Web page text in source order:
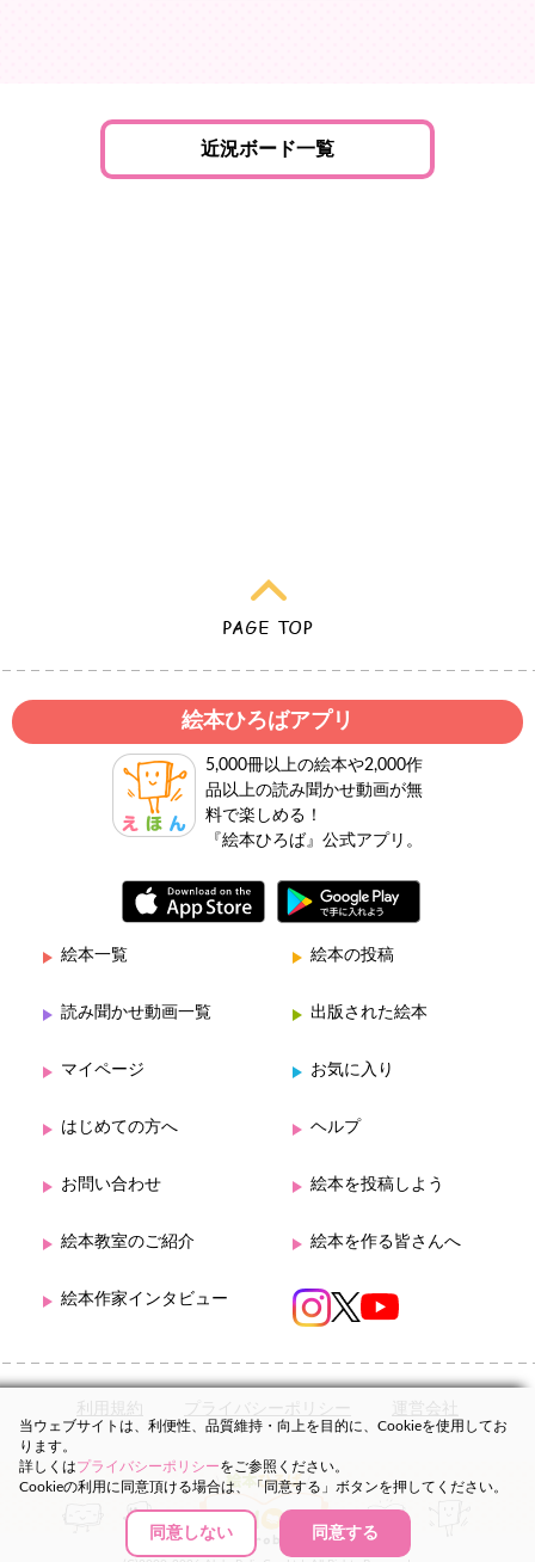
近況ボード一覧
絵本ひろばアプリ
5,000冊以上の絵本や2,000作
品以上の読み聞かせ動画が無
料で楽しめる！
『絵本ひろば』公式アプリ。
絵本一覧 絵本の投稿
読み聞かせ動画一覧 出版された絵本
マイページ お気に入り
はじめての方へ ヘルプ
お問い合わせ 絵本を投稿しよう
絵本教室のご紹介 絵本を作る皆さんへ
絵本作家インタビュー
利用規約 プライバシーポリシー 運営会社
当ウェブサイトは、利便性、品質維持・向上を目的に、Cookieを使用してお
ります。
詳しくはプライバシーポリシーをご参照ください。
Cookieの利用に同意頂ける場合は、「同意する」ボタンを押してください。
同意しない 同意する